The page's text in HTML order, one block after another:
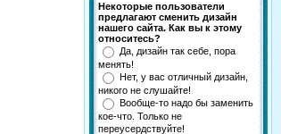
Некоторые пользователи
предлагают сменить дизайн
нашего сайта. Как вы к этому
относитесь?
Да, дизайн так себе, пора
менять!
Нет, у вас отличный дизайн,
никого не слушайте!
Вообще-то надо бы заменить
кое-что. Только не
переусердствуйте!